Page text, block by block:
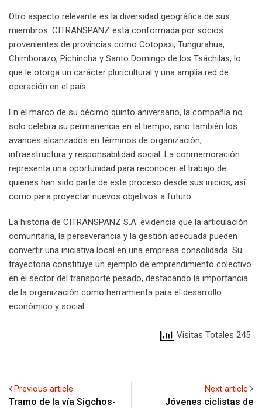
Otro aspecto relevante es la diversidad geográfica de sus
miembros. CITRANSPANZ está conformada por socios
provenientes de provincias como Cotopaxi, Tungurahua,
Chimborazo, Pichincha y Santo Domingo de los Tsáchilas, lo
que le otorga un carácter pluricultural y una amplia red de
operación en el país.
En el marco de su décimo quinto aniversario, la compañía no
solo celebra su permanencia en el tiempo, sino también los
avances alcanzados en términos de organización,
infraestructura y responsabilidad social. La conmemoración
representa una oportunidad para reconocer el trabajo de
quienes han sido parte de este proceso desde sus inicios, así
como para proyectar nuevos objetivos a futuro.
La historia de CITRANSPANZ S.A. evidencia que la articulación
comunitaria, la perseverancia y la gestión adecuada pueden
convertir una iniciativa local en una empresa consolidada. Su
trayectoria constituye un ejemplo de emprendimiento colectivo
en el sector del transporte pesado, destacando la importancia
de la organización como herramienta para el desarrollo
económico y social.
Visitas Totales 245
Previous article
Tramo de la vía Sigchos-
Next article
Jóvenes ciclistas de